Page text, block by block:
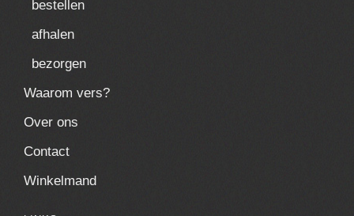
bestellen
afhalen
bezorgen
Waarom vers?
Over ons
Contact
Winkelmand